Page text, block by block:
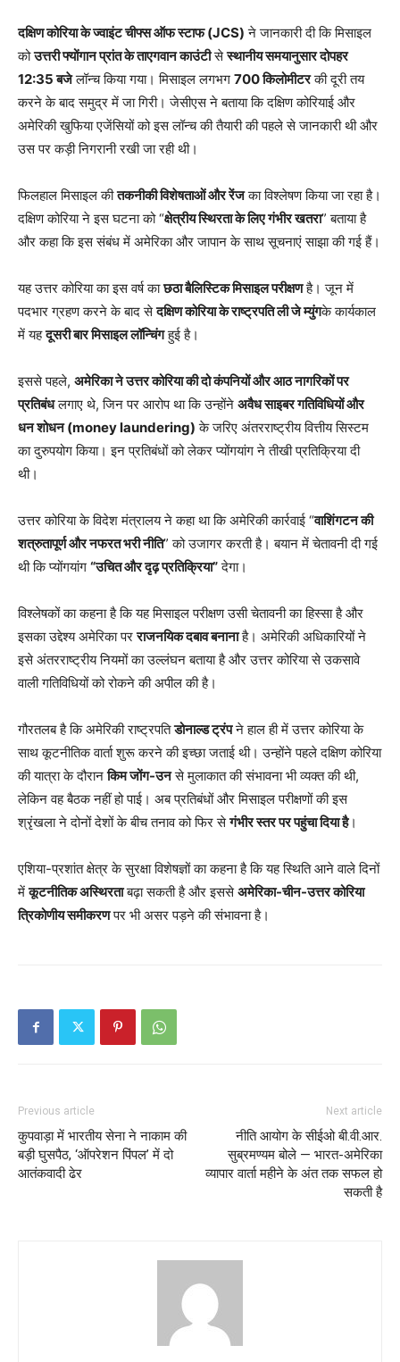
दक्षिण कोरिया के ज्वाइंट चीफ्स ऑफ स्टाफ (JCS) ने जानकारी दी कि मिसाइल
कोउत्तरी फ्योंगान प्रांत के ताएगवान काउंटीसेस्थानीय समयानुसार दोपहर
12:35 बजेलॉन्च किया गया। मिसाइल लगभग 700 किलोमीटरकी दूरी तय
करने के बाद समुद्र में जा गिरी। जेसीएस ने बताया कि दक्षिण कोरियाई और
अमेरिकी खुफिया एजेंसियों को इस लॉन्च की तैयारी की पहले से जानकारी थी और
उस पर कड़ी निगरानी रखी जा रही थी।
फिलहाल मिसाइल कीतकनीकी विशेषताओं और रेंजका विश्लेषण किया जा रहा है।
दक्षिण कोरिया ने इस घटना को “क्षेत्रीय स्थिरता के लिए गंभीर खतरा” बताया है
और कहा कि इस संबंध में अमेरिका और जापान के साथ सूचनाएं साझा की गई हैं।
यह उत्तर कोरिया का इस वर्ष काछठा बैलिस्टिक मिसाइल परीक्षणहै। जून में
पदभार ग्रहण करने के बाद सेदक्षिण कोरिया के राष्ट्रपति ली जे म्युंगके कार्यकाल
में यहदूसरी बार मिसाइल लॉन्चिंगहुई है।
इससे पहले, अमेरिका ने उत्तर कोरिया की दो कंपनियों और आठ नागरिकों पर
प्रतिबंधलगाए थे, जिन पर आरोप था कि उन्होंने अवैध साइबर गतिविधियों और
धन शोधन (money laundering) के जरिए अंतरराष्ट्रीय वित्तीय सिस्टम
का दुरुपयोग किया। इन प्रतिबंधों को लेकर प्योंगयांग ने तीखी प्रतिक्रिया दी
थी।
उत्तर कोरिया के विदेश मंत्रालय ने कहा था कि अमेरिकी कार्रवाई “वाशिंगटन की
शत्रुतापूर्ण और नफरत भरी नीति” को उजागर करती है। बयान में चेतावनी दी गई
थी कि प्योंगयांग “उचित और दृढ़ प्रतिक्रिया”देगा।
विश्लेषकों का कहना है कि यह मिसाइल परीक्षण उसी चेतावनी का हिस्सा है और
इसका उद्देश्य अमेरिका परराजनयिक दबाव बनानाहै। अमेरिकी अधिकारियों ने
इसे अंतरराष्ट्रीय नियमों का उल्लंघन बताया है और उत्तर कोरिया से उकसावे
वाली गतिविधियों को रोकने की अपील की है।
गौरतलब है कि अमेरिकी राष्ट्रपतिडोनाल्ड ट्रंपने हाल ही में उत्तर कोरिया के
साथ कूटनीतिक वार्ता शुरू करने की इच्छा जताई थी। उन्होंने पहले दक्षिण कोरिया
की यात्रा के दौरानकिम जोंग-उनसे मुलाकात की संभावना भी व्यक्त की थी,
लेकिन वह बैठक नहीं हो पाई। अब प्रतिबंधों और मिसाइल परीक्षणों की इस
श्रृंखला ने दोनों देशों के बीच तनाव को फिर सेगंभीर स्तर पर पहुंचा दिया है।
एशिया-प्रशांत क्षेत्र के सुरक्षा विशेषज्ञों का कहना है कि यह स्थिति आने वाले दिनों
मेंकूटनीतिक अस्थिरताबढ़ा सकती है और इससेअमेरिका-चीन-उत्तर कोरिया
त्रिकोणीय समीकरणपर भी असर पड़ने की संभावना है।
Previous article
कुपवाड़ा में भारतीय सेना ने नाकाम की
बड़ी घुसपैठ, ‘ऑपरेशन पिंपल’ में दो
आतंकवादी ढेर
Next article
नीति आयोग के सीईओ बी.वी.आर.
सुब्रमण्यम बोले — भारत-अमेरिका
व्यापार वार्ता महीने के अंत तक सफल हो
सकती है